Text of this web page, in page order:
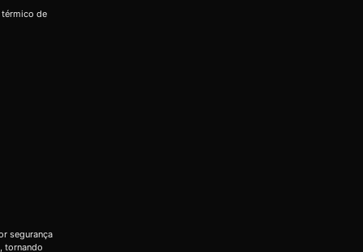
de
segurança
tornando